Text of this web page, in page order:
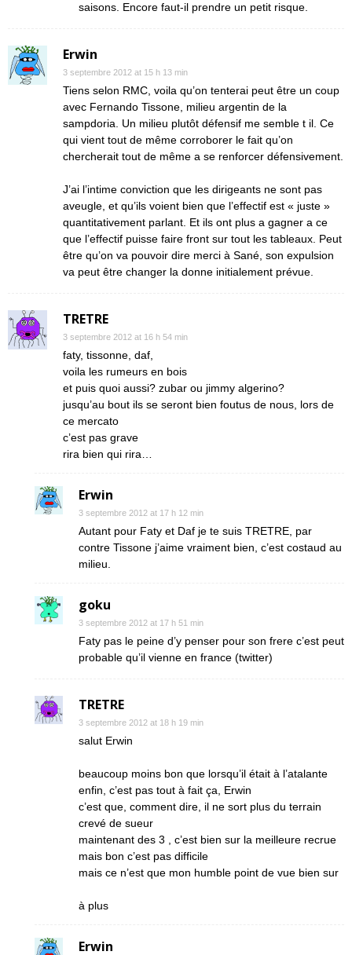
saisons. Encore faut-il prendre un petit risque.
Erwin
3 septembre 2012 at 15 h 13 min
Tiens selon RMC, voila qu’on tenterai peut être un coup
avec Fernando Tissone, milieu argentin de la
sampdoria. Un milieu plutôt défensif me semble t il. Ce
qui vient tout de même corroborer le fait qu’on
chercherait tout de même a se renforcer défensivement.
J’ai l’intime conviction que les dirigeants ne sont pas
aveugle, et qu’ils voient bien que l’effectif est « juste »
quantitativement parlant. Et ils ont plus a gagner a ce
que l’effectif puisse faire front sur tout les tableaux. Peut
être qu’on va pouvoir dire merci à Sané, son expulsion
va peut être changer la donne initialement prévue.
TRETRE
3 septembre 2012 at 16 h 54 min
faty, tissonne, daf,
voila les rumeurs en bois
et puis quoi aussi? zubar ou jimmy algerino?
jusqu’au bout ils se seront bien foutus de nous, lors de
ce mercato
c’est pas grave
rira bien qui rira…
Erwin
3 septembre 2012 at 17 h 12 min
Autant pour Faty et Daf je te suis TRETRE, par
contre Tissone j’aime vraiment bien, c’est costaud au
milieu.
goku
3 septembre 2012 at 17 h 51 min
Faty pas le peine d’y penser pour son frere c’est peut
probable qu’il vienne en france (twitter)
TRETRE
3 septembre 2012 at 18 h 19 min
salut Erwin
beaucoup moins bon que lorsqu’il était à l’atalante
enfin, c’est pas tout à fait ça, Erwin
c’est que, comment dire, il ne sort plus du terrain
crevé de sueur
maintenant des 3 , c’est bien sur la meilleure recrue
mais bon c’est pas difficile
mais ce n’est que mon humble point de vue bien sur
à plus
Erwin